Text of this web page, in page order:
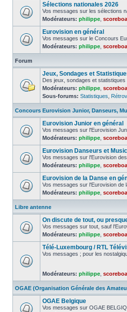
Sélections nationales 2026
Vos messages sur les sélections
Modérateurs: philippe
Eurovision en général
Vos messages sur le Concours
Modérateurs: philippe
Forum
Jeux, Sondages et
Des jeux, sondages et
Modérateurs: philippe
Sous-forums: Statistiques
Concours Eurovision Junior, Danseurs,
Eurovision Junior en général
Vos messages sur l'Eurovision
Modérateurs: philippe
Eurovision Danseurs et
Vos messages sur l'Eurovision
Modérateurs: philippe
Eurovision de la Danse en
Vos messages sur l'Eurovision de
Modérateurs: philippe
Libre antenne
On discute de tout, ou
Vos messages sur tout, sauf
Modérateurs: philippe
Télé-Luxembourg / RTL
Vos messages ; pour les
Modérateurs: philippe
OGAE (Organisation Générale des
OGAE Belgique
Vos messages sur OGAE